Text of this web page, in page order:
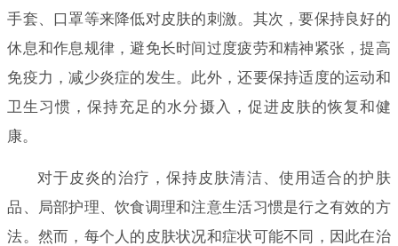
手套、口罩等来降低对皮肤的刺激。其次，要保持良好的
休息和作息规律，避免长时间过度疲劳和精神紧张，提高
免疫力，减少炎症的发生。此外，还要保持适度的运动和
卫生习惯，保持充足的水分摄入，促进皮肤的恢复和健
康。
对于皮炎的治疗，保持皮肤清洁、使用适合的护肤
品、局部护理、饮食调理和注意生活习惯是行之有效的方
法。然而，每个人的皮肤状况和症状可能不同，因此在治